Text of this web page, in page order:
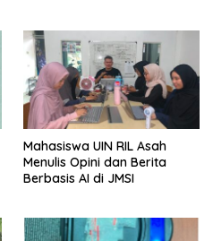
Mahasiswa UIN RIL Asah
Menulis Opini dan Berita
Berbasis AI di JMSI